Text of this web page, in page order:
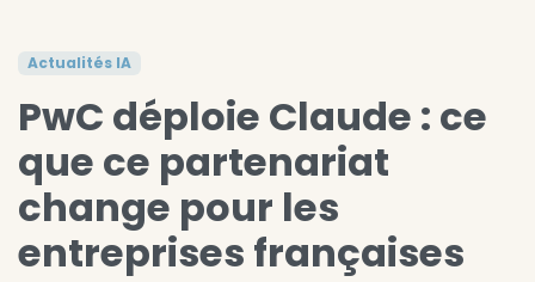
Actualités IA
PwC déploie Claude : ce
que ce partenariat
change pour les
entreprises françaises